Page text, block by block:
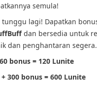
semula!
tunggu lagi! Dapatkan
dan bersedia untuk
dan penghantaran segera.
bonus = 120 Lunite
300 bonus = 600 Lunite